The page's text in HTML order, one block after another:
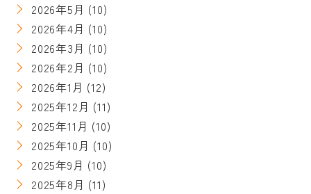
2026年5月 (10)
2026年4月 (10)
2026年3月 (10)
2026年2月 (10)
2026年1月 (12)
2025年12月 (11)
2025年11月 (10)
2025年10月 (10)
2025年9月 (10)
2025年8月 (11)